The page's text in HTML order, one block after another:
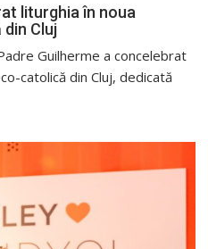
liturghia în noua
Cluj
Guilherme a concelebrat
catolică din Cluj, dedicată